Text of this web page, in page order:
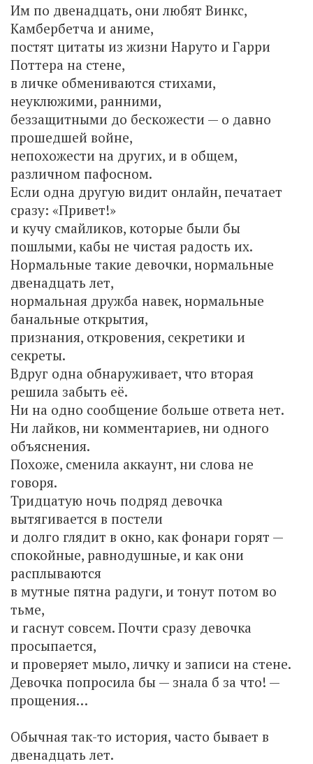
Им по двенадцать, они любят Винкс,
Камбербетча и аниме,
постят цитаты из жизни Наруто и Гарри
Поттера на стене,
в личке обмениваются стихами,
неуклюжими, ранними,
беззащитными до бескожести — о давно
прошедшей войне,
непохожести на других, и в общем,
различном пафосном.
Если одна другую видит онлайн, печатает
сразу: «Привет!»
и кучу смайликов, которые были бы
пошлыми, кабы не чистая радость их.
Нормальные такие девочки, нормальные
двенадцать лет,
нормальная дружба навек, нормальные
банальные открытия,
признания, откровения, секретики и
секреты.
Вдруг одна обнаруживает, что вторая
решила забыть её.
Ни на одно сообщение больше ответа нет.
Ни лайков, ни комментариев, ни одного
объяснения.
Похоже, сменила аккаунт, ни слова не
говоря.
Тридцатую ночь подряд девочка
вытягивается в постели
и долго глядит в окно, как фонари горят —
спокойные, равнодушные, и как они
расплываются
в мутные пятна радуги, и тонут потом во
тьме,
и гаснут совсем. Почти сразу девочка
просыпается,
и проверяет мыло, личку и записи на стене.
Девочка попросила бы — знала б за что! —
прощения…
Обычная так-то история, часто бывает в
двенадцать лет.